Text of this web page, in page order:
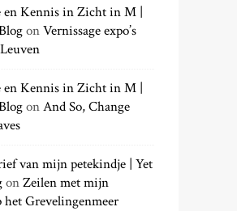
h
.
en Kennis in Zicht in M |
onVernissage expo’s
en Kennis in Zicht in M |
onAnd So, Change
van mijn petekindje | Yet
onZeilen met mijn
het Grevelingenmeer